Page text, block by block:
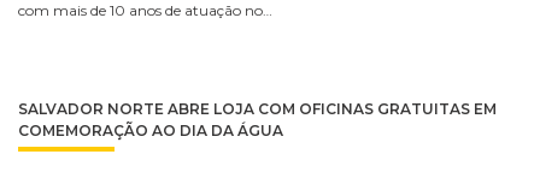
com mais de 10 anos de atuação no…
SALVADOR NORTE ABRE LOJA COM OFICINAS GRATUITAS EM
COMEMORAÇÃO AO DIA DA ÁGUA